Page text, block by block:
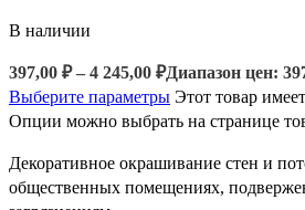
В наличии
397,00 ₽ – 4 245,00 ₽Диапазон цен:
Выберите параметры Этот товар
Опции можно выбрать на странице
Декоративное окрашивание стен и
общественных помещениях,